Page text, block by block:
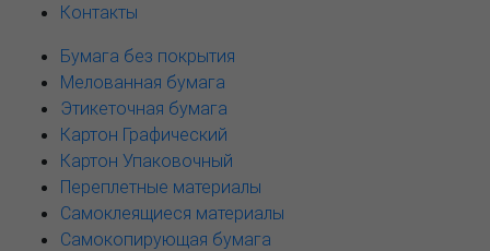
Контакты
Бумага без покрытия
Мелованная бумага
Этикеточная бумага
Картон Графический
Картон Упаковочный
Переплетные материалы
Самоклеящиеся материалы
Самокопирующая бумага